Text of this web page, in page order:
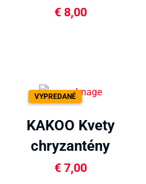
500g
€8,00
VYPREDANÉ
KAKOO Kvety
chryzantény
20g
€7,00